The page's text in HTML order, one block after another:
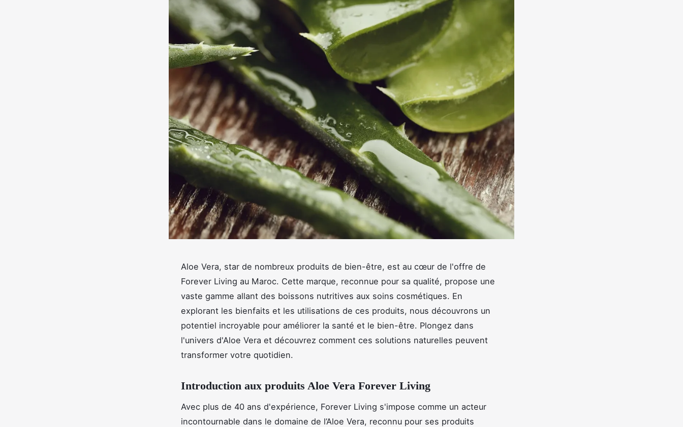
Aloe Vera, star de nombreux produits de bien-être, est au cœur de l'offre de
Forever Living au Maroc. Cette marque, reconnue pour sa qualité, propose une
vaste gamme allant des boissons nutritives aux soins cosmétiques. En
explorant les bienfaits et les utilisations de ces produits, nous découvrons un
potentiel incroyable pour améliorer la santé et le bien-être. Plongez dans
l'univers d'Aloe Vera et découvrez comment ces solutions naturelles peuvent
transformer votre quotidien.
Introduction aux produits Aloe Vera Forever Living
Avec plus de 40 ans d'expérience, Forever Living s'impose comme un acteur
incontournable dans le domaine de l’Aloe Vera, reconnu pour ses produits